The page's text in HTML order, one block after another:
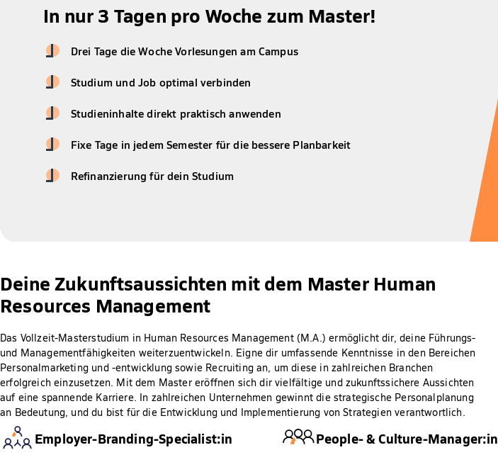
In nur 3 Tagen pro Woche zum Master!
Drei Tage die Woche Vorlesungen am Campus
Studium und Job optimal verbinden
Studieninhalte direkt praktisch anwenden
Fixe Tage in jedem Semester für die bessere Planbarkeit
Refinanzierung für dein Studium
Deine Zukunftsaussichten mit dem Master Human
Resources Management
Das Vollzeit-Masterstudium in Human Resources Management (M.A.) ermöglicht dir, deine Führungs-
und Managementfähigkeiten weiterzuentwickeln. Eigne dir umfassende Kenntnisse in den Bereichen
Personalmarketing und -entwicklung sowie Recruiting an, um diese in zahlreichen Branchen
erfolgreich einzusetzen. Mit dem Master eröffnen sich dir vielfältige und zukunftssichere Aussichten
auf eine spannende Karriere. In zahlreichen Unternehmen gewinnt die strategische Personalplanung
an Bedeutung, und du bist für die Entwicklung und Implementierung von Strategien verantwortlich.
Employer-Branding-Specialist:in People- & Culture-Manager:in